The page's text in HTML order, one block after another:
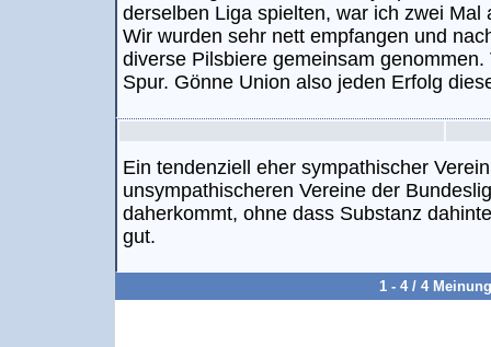
derselben Liga spielten, war ich zwei Mal
Wir wurden sehr nett empfangen und
diverse Pilsbiere gemeinsam
Spur. Gönne Union also jeden Erfolg
Ein tendenziell eher sympathischer
unsympathischeren Vereine der
daherkommt, ohne dass Substanz
gut.
1 - 4 / 4